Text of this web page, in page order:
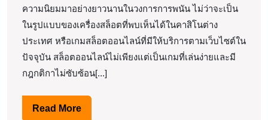
ความนิยมมาอย่างยาวนานในวงการการพนัน ไม่ว่าจะเป็น
ในรูปแบบของเครื่องสล็อตที่พบเห็นได้ในคาสิโนต่าง
ประเทศ หรือเกมสล็อตออนไลน์ที่มีให้บริการตามเว็บไซต์ใน
ปัจจุบัน สล็อตออนไลน์ไม่เพียงแต่เป็นเกมที่เล่นง่ายและมี
กฎกติกาไม่ซับซ้อน[...]
Read MoreRead